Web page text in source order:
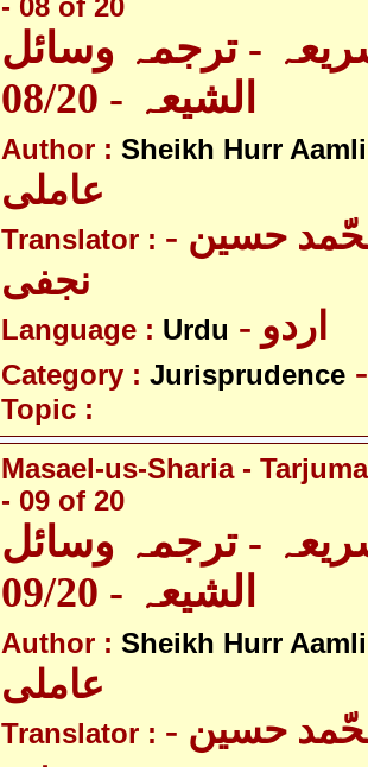
- 08 of 20
- ترجمہ وسائل
الشیعہ - 08/20
Author : Sheikh Hurr Aamli
عاملی
Translator : - آیت اللہ محّمد حسین
نجفی
Language : Urdu - اردو
Category : Jurisprudence
Topic :
Masael-us-Sharia -
- 09 of 20
- ترجمہ وسائل
الشیعہ - 09/20
Author : Sheikh Hurr Aamli
عاملی
Translator : - آیت اللہ محّمد حسین